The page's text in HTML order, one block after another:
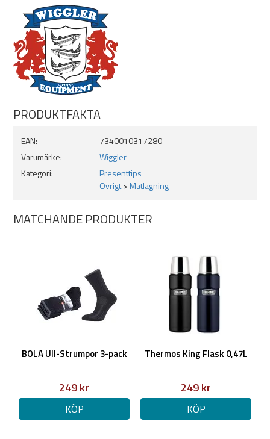
PRODUKTFAKTA
EAN:
7340010317280
Varumärke:
Wiggler
Kategori:
Presenttips
Övrigt>Matlagning
MATCHANDE PRODUKTER
BOLA Ull-Strumpor 3-pack
249 kr
KÖP
Thermos King Flask 0,47L
249 kr
KÖP